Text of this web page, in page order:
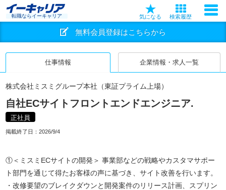
転職ならイーキャリア 気になる 検索履歴
無料会員登録はこちらから
仕事情報 企業情報・求人一覧
株式会社ミスミグループ本社（東証プライム上場）
自社ECサイトフロントエンドエンジニア.
正社員
掲載終了日： 2026/9/4
①＜ミスミECサイトの開発＞ 事業部などの戦略やカスタマサポー
ト部門を通じて得たお客様の声に基づき、サイト改善を行います。
・改修要望のブレイクダウンと開発案件のリリース計画、スプリン